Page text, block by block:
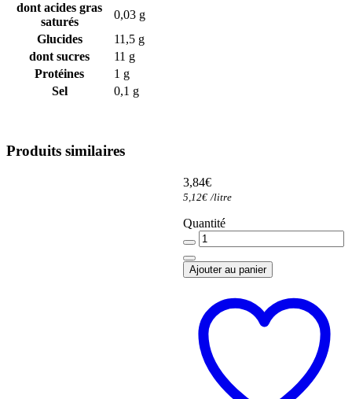
3,84€
5,12€ /litre
QuantitéQuantité
Ajouter au panier
dont acides gras
saturés
0,03 g
Glucides
11,5 g
dont sucres
11 g
Protéines
1 g
Sel
0,1 g
Produits similaires